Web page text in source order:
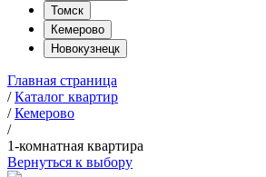
Томск
Кемерово
Новокузнецк
Главная страница
/Каталог квартир
/Кемерово
/
1-комнатная квартира
Вернуться к выбору